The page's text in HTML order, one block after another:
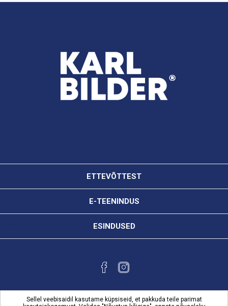
ETTEVÕTTEST
E-TEENINDUS
ESINDUSED
Sellel veebisaidil kasutame küpsiseid, et pakkuda teile parimat